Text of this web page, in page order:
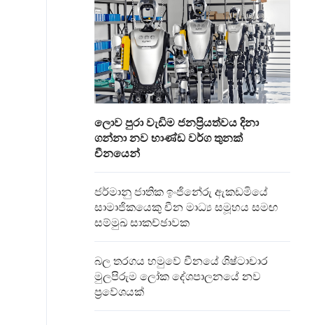
ලොව පුරා වැඩිම ජනප්‍රියත්වය දිනා
ගන්නා නව භාණ්ඩ වර්ග තුනක්
චීනයෙන්
ජර්මානු ජාතික ඉංජිනේරු ඇකඩමියේ
සාමාජිකයෙකු‍ චීන මාධ්‍ය සමූහය සමඟ
සම්මුඛ සාකච්ඡාවක
බල තරගය හමුවේ චීනයේ ශිෂ්ටාචාර
මුලපිරුම ලෝක දේශපාලනයේ නව
ප්‍රවේශයක්